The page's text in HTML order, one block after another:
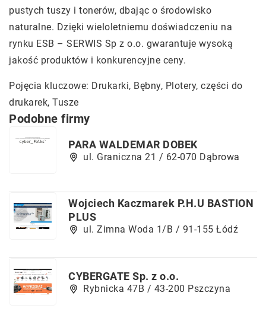
pustych tuszy i tonerów, dbając o środowisko
naturalne. Dzięki wieloletniemu doświadczeniu na
rynku ESB – SERWIS Sp z o.o. gwarantuje wysoką
jakość produktów i konkurencyjne ceny.
Pojęcia kluczowe: Drukarki, Bębny, Plotery, części do
drukarek, Tusze
Podobne firmy
PARA WALDEMAR DOBEK
ul. Graniczna 21 / 62-070 Dąbrowa
Wojciech Kaczmarek P.H.U BASTION
PLUS
ul. Zimna Woda 1/B / 91-155 Łódź
CYBERGATE Sp. z o.o.
Rybnicka 47B / 43-200 Pszczyna